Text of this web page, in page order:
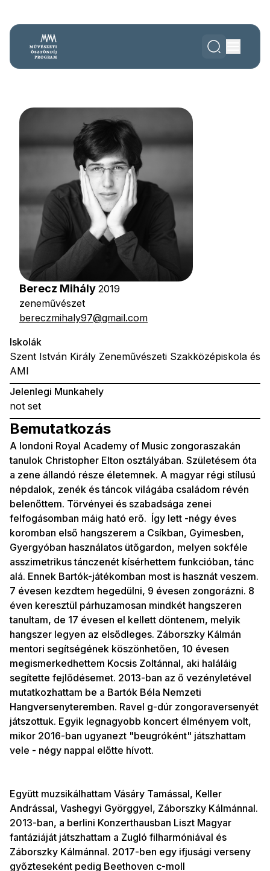
Berecz Mihály 2019
zeneművészet
bereczmihaly97@gmail.com
Bemutatkozás
A londoni Royal Academy of Music zongoraszakán
tanulok Christopher Elton osztályában. Születésem óta
a zene állandó része életemnek. A magyar régi stílusú
népdalok, zenék és táncok világába családom révén
belenőttem. Törvényei és szabadsága zenei
felfogásomban máig ható erő. Így lett -négy éves
koromban első hangszerem a Csíkban, Gyimesben,
Gyergyóban használatos ütőgardon, melyen sokféle
asszimetrikus tánczenét kísérhettem funkcióban, tánc
alá. Ennek Bartók-játékomban most is hasznát veszem.
7 évesen kezdtem hegedülni, 9 évesen zongorázni. 8
éven keresztül párhuzamosan mindkét hangszeren
tanultam, de 17 évesen el kellett döntenem, melyik
hangszer legyen az elsődleges. Záborszky Kálmán
mentori segítségének köszönhetően, 10 évesen
megismerkedhettem Kocsis Zoltánnal, aki haláláig
segítette fejlődésemet. 2013-ban az ő vezényletével
mutatkozhattam be a Bartók Béla Nemzeti
Hangversenyteremben. Ravel g-dúr zongoraversenyét
játszottuk. Egyik legnagyobb koncert élményem volt,
mikor 2016-ban ugyanezt "beugróként" játszhattam
vele - négy nappal előtte hívott.
Együtt muzsikálhattam Vásáry Tamással, Keller
Andrással, Vashegyi Györggyel, Záborszky Kálmánnal.
2013-ban, a berlini Konzerthausban Liszt Magyar
fantáziáját játszhattam a Zugló filharmóniával és
Záborszky Kálmánnal. 2017-ben egy ifjusági verseny
győzteseként pedig Beethoven c-moll
Iskolák
Szent István Király Zeneművészeti Szakközépiskola és
AMI
Jelenlegi Munkahely
not set